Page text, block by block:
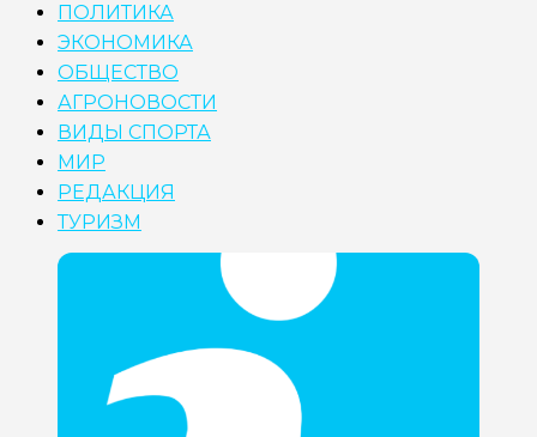
ПОЛИТИКА
ЭКОНОМИКА
ОБЩЕСТВО
АГРОНОВОСТИ
ВИДЫ СПОРТА
МИР
РЕДАКЦИЯ
ТУРИЗМ